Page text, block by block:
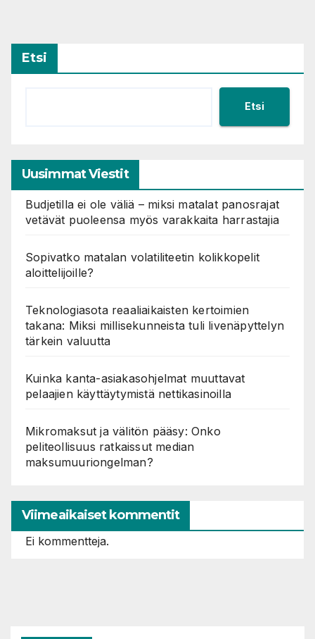
Etsi
Etsi
Uusimmat Viestit
Budjetilla ei ole väliä – miksi matalat panosrajat
vetävät puoleensa myös varakkaita harrastajia
Sopivatko matalan volatiliteetin kolikkopelit
aloittelijoille?
Teknologiasota reaaliaikaisten kertoimien
takana: Miksi millisekunneista tuli livenäpyttelyn
tärkein valuutta
Kuinka kanta-asiakasohjelmat muuttavat
pelaajien käyttäytymistä nettikasinoilla
Mikromaksut ja välitön pääsy: Onko
peliteollisuus ratkaissut median
maksumuuriongelman?
Viimeaikaiset kommentit
Ei kommentteja.